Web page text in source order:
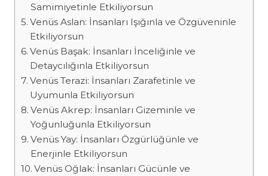
Samimiyetinle Etkiliyorsun
Venüs Aslan: İnsanları Işığınla ve Özgüveninle
Etkiliyorsun
Venüs Başak: İnsanları İnceliğinle ve
Detaycılığınla Etkiliyorsun
Venüs Terazi: İnsanları Zarafetinle ve
Uyumunla Etkiliyorsun
Venüs Akrep: İnsanları Gizeminle ve
Yoğunluğunla Etkiliyorsun
Venüs Yay: İnsanları Özgürlüğünle ve
Enerjinle Etkiliyorsun
Venüs Oğlak: İnsanları Gücünle ve